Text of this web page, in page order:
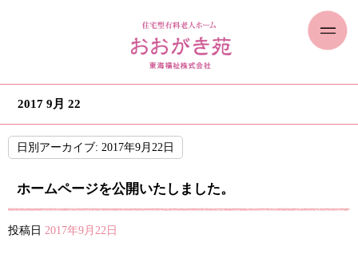
2017 9月 22
日別アーカイブ: 2017年9月22日
ホームページを公開いたしました。
投稿日 2017年9月22日